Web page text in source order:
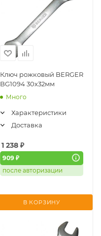
Ключ рожковый BERGER
BG1094 30х32мм
Много
Характеристики
Доставка
1 238 ₽
909 ₽
после авторизации
В КОРЗИНУ